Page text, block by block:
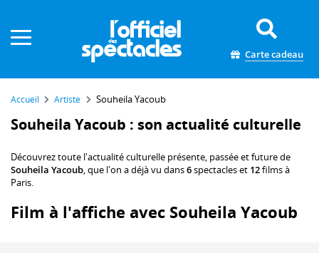
Carte cadeau
Accueil Artiste Souheila Yacoub
Souheila Yacoub : son actualité culturelle
Découvrez toute l'actualité culturelle présente, passée et future de
Souheila Yacoub, que l'on a déjà vu dans6spectacles et 12films à
Paris.
Film à l'affiche avec Souheila Yacoub